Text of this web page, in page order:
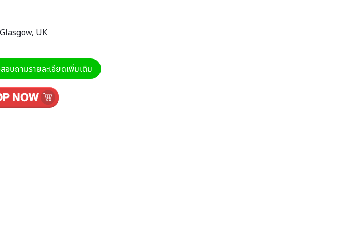
UK
อบถามรายละเอียดเพิ่มเติม